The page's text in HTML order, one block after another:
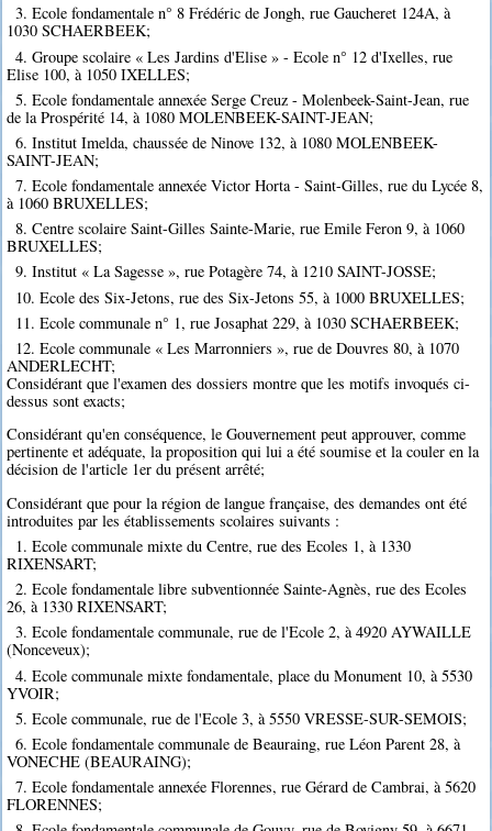
3. Ecole fondamentale n° 8 Frédéric de Jongh, rue Gaucheret 124A, à
1030 SCHAERBEEK;
4. Groupe scolaire « Les Jardins d'Elise » - Ecole n° 12 d'Ixelles, rue
Elise 100, à 1050 IXELLES;
5. Ecole fondamentale annexée Serge Creuz - Molenbeek-Saint-Jean, rue
de la Prospérité 14, à 1080 MOLENBEEK-SAINT-JEAN;
6. Institut Imelda, chaussée de Ninove 132, à 1080 MOLENBEEK-
SAINT-JEAN;
7. Ecole fondamentale annexée Victor Horta - Saint-Gilles, rue du Lycée 8,
à 1060 BRUXELLES;
8. Centre scolaire Saint-Gilles Sainte-Marie, rue Emile Feron 9, à 1060
BRUXELLES;
9. Institut « La Sagesse », rue Potagère 74, à 1210 SAINT-JOSSE;
10. Ecole des Six-Jetons, rue des Six-Jetons 55, à 1000 BRUXELLES;
11. Ecole communale n° 1, rue Josaphat 229, à 1030 SCHAERBEEK;
12. Ecole communale « Les Marronniers », rue de Douvres 80, à 1070
ANDERLECHT;
Considérant que l'examen des dossiers montre que les motifs invoqués ci-
dessus sont exacts;
Considérant qu'en conséquence, le Gouvernement peut approuver, comme
pertinente et adéquate, la proposition qui lui a été soumise et la couler en la
décision de l'article 1er du présent arrêté;
Considérant que pour la région de langue française, des demandes ont été
introduites par les établissements scolaires suivants :
1. Ecole communale mixte du Centre, rue des Ecoles 1, à 1330
RIXENSART;
2. Ecole fondamentale libre subventionnée Sainte-Agnès, rue des Ecoles
26, à 1330 RIXENSART;
3. Ecole fondamentale communale, rue de l'Ecole 2, à 4920 AYWAILLE
(Nonceveux);
4. Ecole communale mixte fondamentale, place du Monument 10, à 5530
YVOIR;
5. Ecole communale, rue de l'Ecole 3, à 5550 VRESSE-SUR-SEMOIS;
6. Ecole fondamentale communale de Beauraing, rue Léon Parent 28, à
VONECHE (BEAURAING);
7. Ecole fondamentale annexée Florennes, rue Gérard de Cambrai, à 5620
FLORENNES;